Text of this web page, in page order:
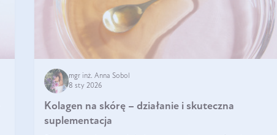
mgr inż. Anna Sobol
8 sty 2026
Kolagen na skórę – działanie i skuteczna
suplementacja